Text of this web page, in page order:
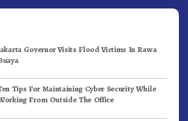
Governor Visits Flood Victims In Rawa
Tips For Maintaining Cyber Security While
From Outside The Office